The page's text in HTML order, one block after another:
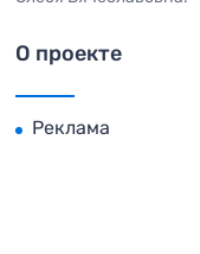
О проекте
Реклама